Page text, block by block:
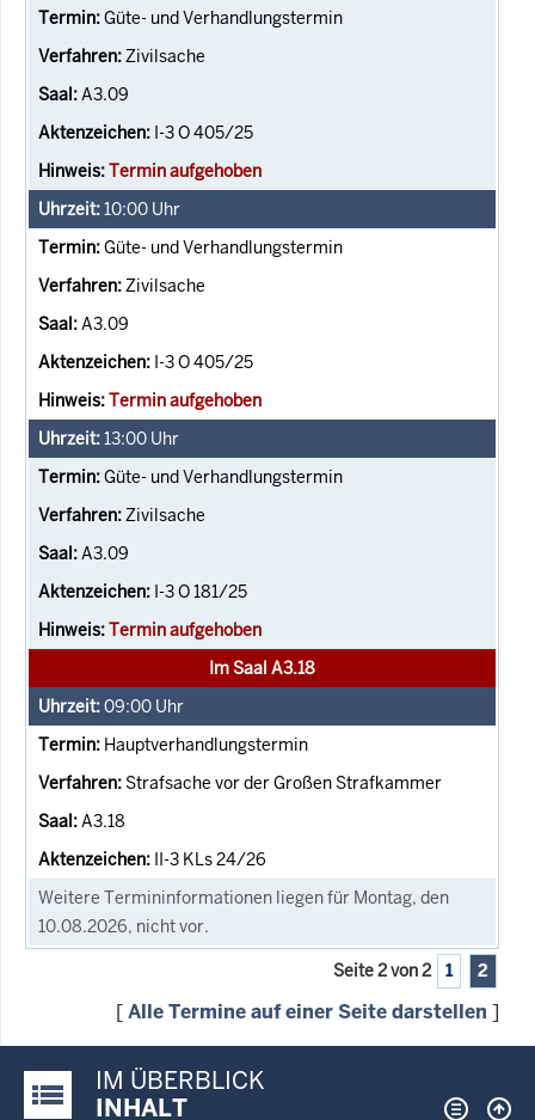
Güte- und Verhandlungstermin
Zivilsache
A3.09
I-3 O 405/25
Termin aufgehoben
10:00 Uhr
Güte- und Verhandlungstermin
Zivilsache
A3.09
I-3 O 405/25
Termin aufgehoben
13:00 Uhr
Güte- und Verhandlungstermin
Zivilsache
A3.09
I-3 O 181/25
Termin aufgehoben
Im Saal A3.18
09:00 Uhr
Hauptverhandlungstermin
Strafsache vor der Großen Strafkammer
A3.18
II-3 KLs 24/26
Weitere Termininformationen liegen für Montag, den
10.08.2026, nicht vor.
Seite 2 von 2 1 2
[Alle Termine auf einer Seite darstellen ]
Justiz-Portal im Überblick:
IM ÜBERBLICK
INHALT